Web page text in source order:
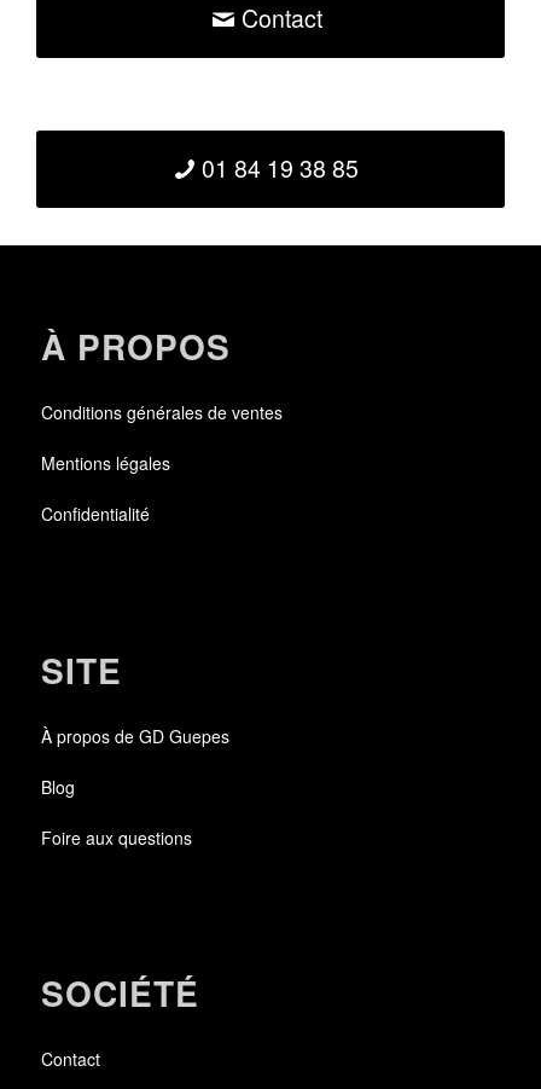
Contact
01 84 19 38 85
À PROPOS
Conditions générales de ventes
Mentions légales
Confidentialité
SITE
À propos de GD Guepes
Blog
Foire aux questions
SOCIÉTÉ
Contact